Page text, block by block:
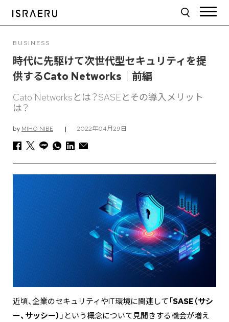
BUSINESS
時代に先駆けて次世代型セキュリティを提
供するCato Networks｜前編
Cato Networksとは？SASEとその導入メリット
は？
by MIHO NIBE | 2022年04月29日
近頃、企業のセキュリティやIT環境に関連して「SASE（サシ
ー、サッシー）」という概念について見聞きする機会が増え